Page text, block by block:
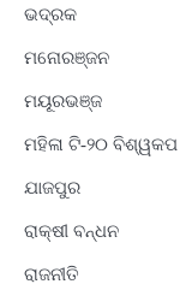
ଭଦ୍ରକ
ମନୋରଞ୍ଜନ
ମୟୂରଭଞ୍ଜ
ମହିଳା ଟି-୨୦ ବିଶ୍ୱକପ
ଯାଜପୁର
ରାକ୍ଷୀ ବନ୍ଧନ
ରାଜନୀତି